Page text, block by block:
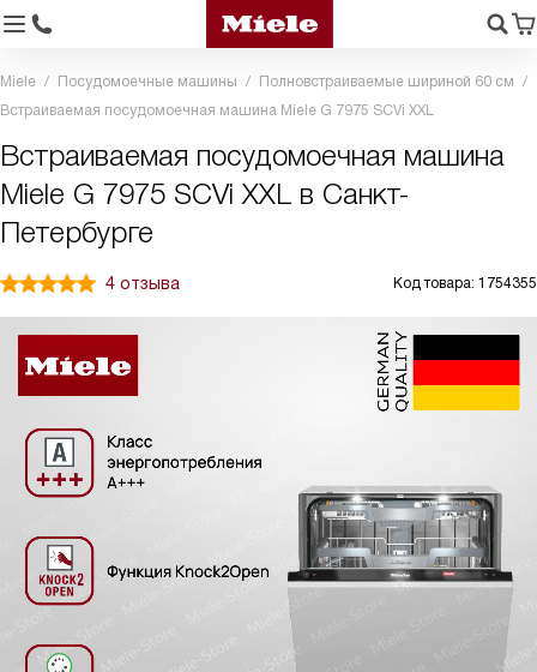
Miele Посудомоечные машины
Полновстраиваемые шириной 60 см
Встраиваемая посудомоечная машина Miele G 7975 SCVi XXL
Встраиваемая посудомоечная машина
Miele G 7975 SCVi XXL в Санкт-
Петербурге
4 отзыва Код товара: 1754355